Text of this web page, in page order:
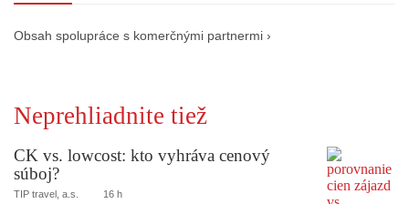
Obsah spolupráce s komerčnými partnermi ›
Neprehliadnite tiež
CK vs. lowcost: kto vyhráva cenový
súboj?
TIP travel, a.s. 16 h